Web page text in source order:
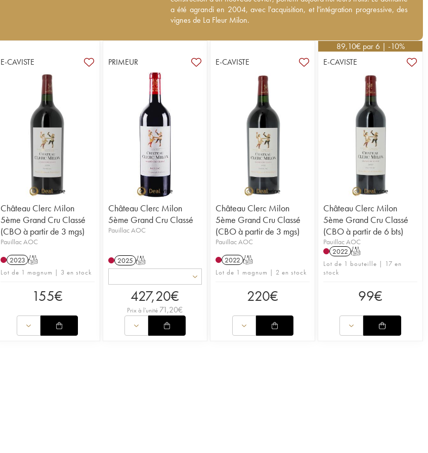
2004, avec l'acquisition, et l'intégration progressive, des vignes de La Fleur
Milon.
a été agrandi en 2004, avec l'acquisition, et l'intégration progressive, des
vignes de La Fleur Milon.
E-CAVISTE
Château Clerc Milon
5ème Grand Cru Classé
(CBO à partir de 3 mgs)
Pauillac AOC
2023 T
Lot de 1 magnum | 3 en stock
155€
PRIMEUR
Château Clerc Milon
5ème Grand Cru Classé
Pauillac AOC
2025 T
427,20€
Prix à l'unité 71,20€
E-CAVISTE
Château Clerc Milon
5ème Grand Cru Classé
(CBO à partir de 3 mgs)
Pauillac AOC
2022 T
Lot de 1 magnum | 2 en stock
220€
89,10€ par 6 | -10%
E-CAVISTE
Château Clerc Milon
5ème Grand Cru Classé
(CBO à partir de 6 bts)
Pauillac AOC
2022 T
Lot de 1 bouteille | 17 en
stock
99€